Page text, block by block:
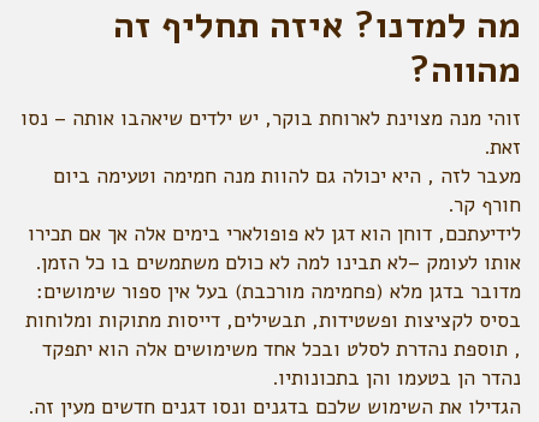
מה למדנו? איזה תחליף זה
מהווה?
זוהי מנה מצוינת לארוחת בוקר, יש ילדים שיאהבו אותה – נסו
זאת.
מעבר לזה , היא יכולה גם להוות מנה חמימה וטעימה ביום
חורף קר.
לידיעתכם, דוחן הוא דגן לא פופולארי בימים אלה אך אם תכירו
אותו לעומק –לא תבינו למה לא כולם משתמשים בו כל הזמן.
מדובר בדגן מלא (פחמימה מורכבת) בעל אין ספור שימושים:
בסיס לקציצות ופשטידות, תבשילים, דייסות מתוקות ומלוחות
, תוספת נהדרת לסלט ובכל אחד משימושים אלה הוא יתפקד
נהדר הן בטעמו והן בתכונותיו.
הגדילו את השימוש שלכם בדגנים ונסו דגנים חדשים מעין זה.